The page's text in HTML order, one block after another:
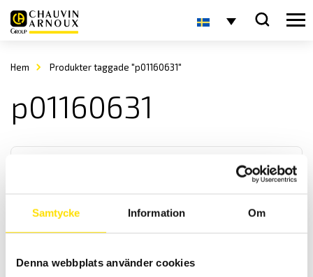
Samtycke Information Om
Denna webbplats använder cookies
Hem Produkter taggade "p01160631"
p01160631